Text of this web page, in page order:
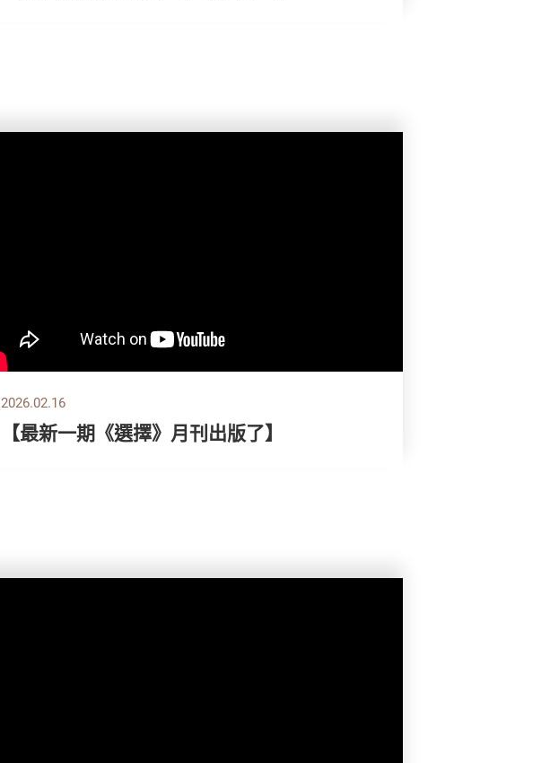
2026.02.16
【最新一期《選擇》月刊出版了】